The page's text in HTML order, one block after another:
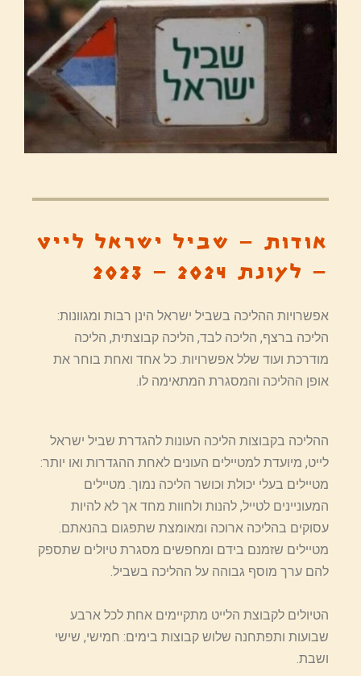
אודות – שביל ישראל לייט
– לעונת 2024 – 2023
אפשרויות ההליכה בשביל ישראל הינן רבות ומגוונות:
הליכה ברצף, הליכה לבד, הליכה קבוצתית, הליכה
מודרכת ועוד שלל אפשרויות. כל אחד ואחת בוחר את
אופן ההליכה והמסגרת המתאימה לו.
ההליכה בקבוצות הליכה העונות להגדרת שביל ישראל
לייט, מיועדת למטיילים העונים לאחת ההגדרות ואו יותר:
מטיילים בעלי יכולת וכושר הליכה נמוך. מטיילים
המעוניינים לטייל, להנות ולחוות מחד אך לא להיות
עסוקים בהליכה ארוכה ומאומצת שתפגום בהנאתם.
מטיילים שזמנם בידם ומחפשים מסגרת טיולים שתספק
להם ערך מוסף גבוהה על ההליכה בשביל.
הטיולים לקבוצת הלייט מתקיימים אחת לכל ארבע
שבועות ותפתחנה שלוש קבוצות בימים: חמישי, שישי
ושבת.